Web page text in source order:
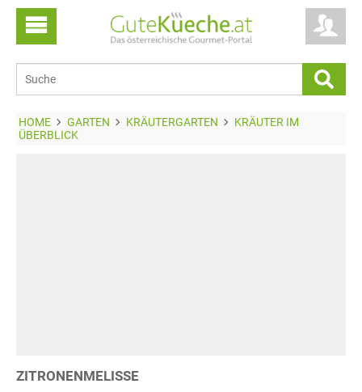
HOME GARTEN KRÄUTERGARTEN
KRÄUTER IM
ÜBERBLICK
ZITRONENMELISSE